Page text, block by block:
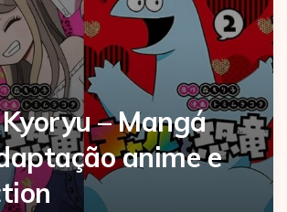
– Mangá
anime e